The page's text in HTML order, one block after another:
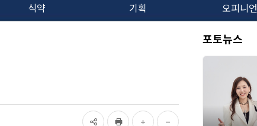
식약 기획 오피니언
포토뉴스